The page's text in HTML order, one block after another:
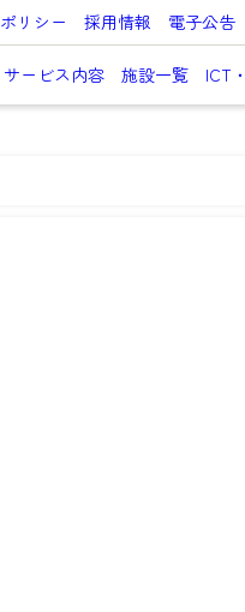
リシー 採用情報 電子公告
ービス内容 施設一覧 ICT